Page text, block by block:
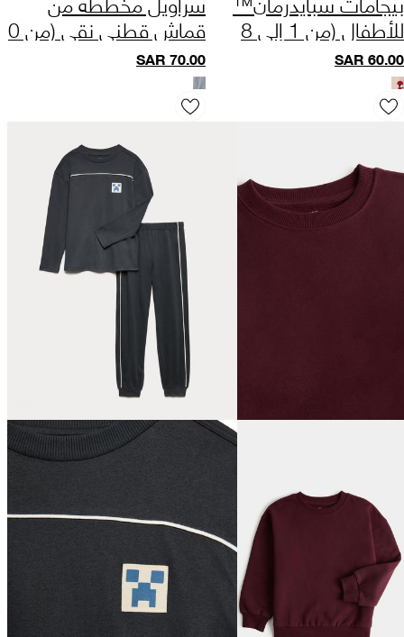
للأطفال (من 1 إلى 8
سنوات)
SAR60.00
قماش قطني نقي (من 0
إلى 5 سنوات) SAR70.00